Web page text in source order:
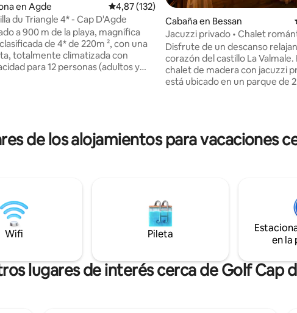
4,96 de 5. 134 evaluaciones
en Agde Calificación promedio: 4,87 de 5. 132
4,87 (132)
du Triangle 4* - Cap D'Agde
a 900 m de la playa, magnífica
de 4* de 220m ², con una
totalmente climatizada con
para 12 personas (adultos y
y spa orientado al sur. -
de limpieza: 370€ - Llegada: 16:00
Cabaña en Bessan
Jacuzzi privado • Chalet
Disfrute de un descanso
corazón del castillo La Valmale.
chalet de madera con jacuzzi
está ubicado en un parque de 2
naturaleza. Se admiten
Estacionamiento gratuito y
Tranquilidad privilegiada.
acuerdo previo.
de los alojamientos para vacaciones
Wifi Pileta
en la
lugares de interés cerca de Golf Cap